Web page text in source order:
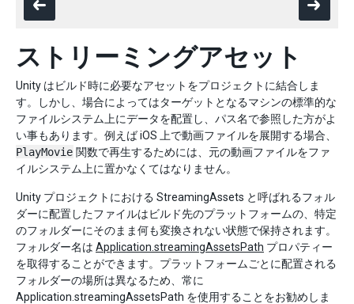
ストリーミングアセット
Unity はビルド時に必要なアセットをプロジェクトに結合しま
す。しかし、場合によってはターゲットとなるマシンの標準的な
ファイルシステム上にデータを配置し、パス名で参照した方がよ
い事もあります。例えば iOS 上で動画ファイルを展開する場合、
PlayMovie 関数で再生するためには、元の動画ファイルをファ
イルシステム上に置かなくてはなりません。
Unity プロジェクトにおける StreamingAssets と呼ばれるフォル
ダーに配置したファイルはビルド先のプラットフォームの、特定
のフォルダーにそのまま何も変換されない状態で保持されます。
フォルダー名は Application.streamingAssetsPath プロパティー
を取得することができます。プラットフォームごとに配置される
フォルダーの場所は異なるため、常に
Application.streamingAssetsPath を使用することをお勧めしま